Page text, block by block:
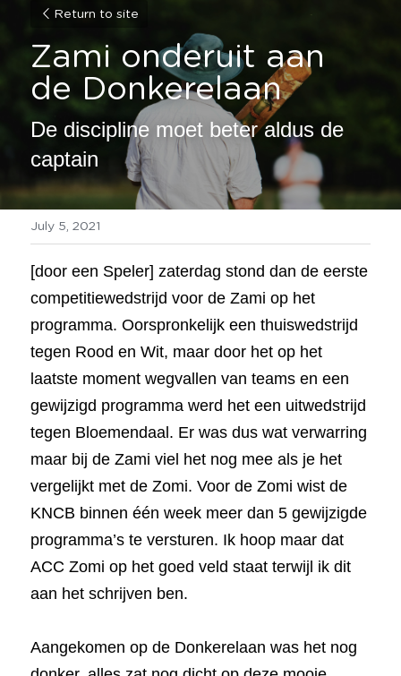
Return to site
Zami onderuit aan
de Donkerelaan
De discipline moet beter aldus de
captain
July 5, 2021
[door een Speler] zaterdag stond dan de eerste
competitiewedstrijd voor de Zami op het
programma. Oorspronkelijk een thuiswedstrijd
tegen Rood en Wit, maar door het op het
laatste moment wegvallen van teams en een
gewijzigd programma werd het een uitwedstrijd
tegen Bloemendaal. Er was dus wat verwarring
maar bij de Zami viel het nog mee als je het
vergelijkt met de Zomi. Voor de Zomi wist de
KNCB binnen één week meer dan 5 gewijzigde
programma’s te versturen. Ik hoop maar dat
ACC Zomi op het goed veld staat terwijl ik dit
aan het schrijven ben.
Aangekomen op de Donkerelaan was het nog